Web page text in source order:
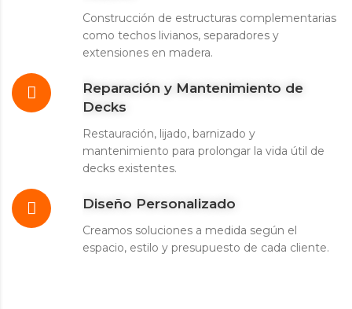
Construcción de estructuras complementarias
como techos livianos, separadores y
extensiones en madera.
Reparación y Mantenimiento de
Decks
Restauración, lijado, barnizado y
mantenimiento para prolongar la vida útil de
decks existentes.
Diseño Personalizado
Creamos soluciones a medida según el
espacio, estilo y presupuesto de cada cliente.